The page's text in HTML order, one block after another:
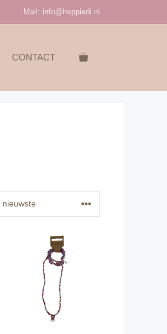
Mail: info@heppiedi.nl
CONTACT